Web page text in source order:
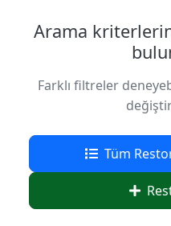
Arama
Farklı filtreler
Tüm